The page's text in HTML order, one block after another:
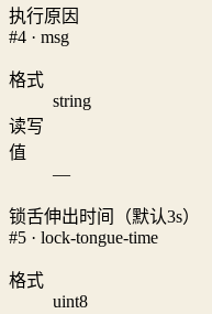
执行原因
#4 · msg
格式
string
读写
值
—
锁舌伸出时间（默认3s）
#5 · lock-tongue-time
格式
uint8